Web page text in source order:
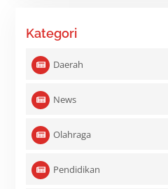
Kategori
Daerah
News
Olahraga
Pendidikan